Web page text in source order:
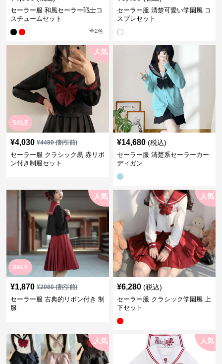
セーラー服 和風セーラー戦士コ
スチュームセット
全2色
セーラー服 清楚可愛い学園風 コ
スプレセット
SALE
人気
¥4,030 ¥4480(割引前)
セーラー服 クラシック黒 赤リボ
ン付き制服セット
¥14,680 (税込)
セーラー服 清楚系セーラーカー
ディガン
SALE
人気
¥1,870 ¥2080(割引前)
セーラー服 古典的リボン付き 制
服
人気
¥6,280 (税込)
セーラー服 クラシック学園風 上
下セット
人気 人気